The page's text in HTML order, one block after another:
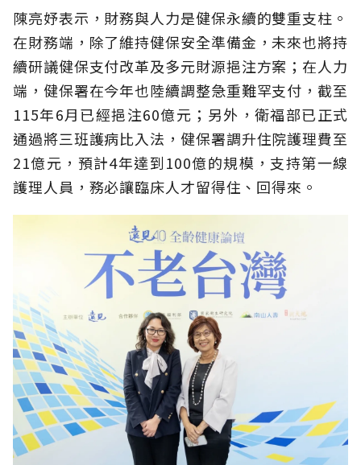
陳亮妤表示，財務與人力是健保永續的雙重支柱。
在財務端，除了維持健保安全準備金，未來也將持
續研議健保支付改革及多元財源挹注方案；在人力
端，健保署在今年也陸續調整急重難罕支付，截至
115年6月已經挹注60億元；另外，衛福部已正式
通過將三班護病比入法，健保署調升住院護理費至
21億元，預計4年達到100億的規模，支持第一線
護理人員，務必讓臨床人才留得住、回得來。